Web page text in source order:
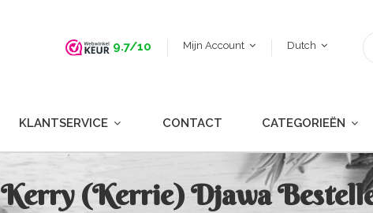
9.7/10 Mijn Account Dutch
KLANTSERVICE CONTACT CATEGORIEËN
Kerry (kerrie) Djawa